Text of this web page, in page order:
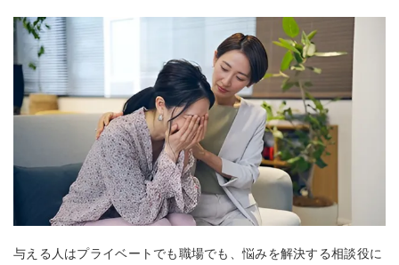
与える人はプライベートでも職場でも、悩みを解決する相談役に